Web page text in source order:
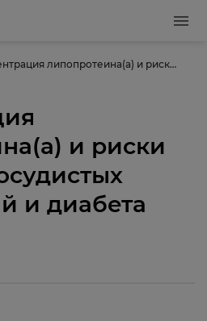
Концентрация липопротеина(а) и риски сердечно-сосудистых заболеваний и диабета
и риски
и диабета